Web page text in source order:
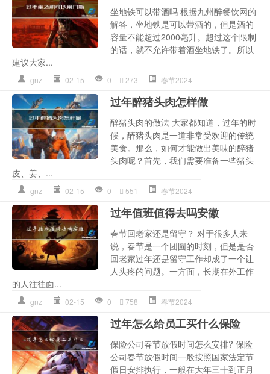
坐地铁可以带酒吗 根据九州醉餐饮网的
解答，坐地铁是可以带酒的，但是酒的
容量不能超过2000毫升。超过这个限制
的话，就不允许带着酒坐地铁了。所以
建议大家...
gnz 02-15 0 273 春节2024
过年醉猪头肉怎样做
醉猪头肉的做法 大家都知道，过年的时
候，醉猪头肉是一道非常受欢迎的传统
美食。那么，如何才能做出美味的醉猪
头肉呢？首先，我们需要准备一些猪头
皮、姜、...
gnz 02-15 0 551 春节2024
过年值班值得去吗安徽
春节回老家还是留守？ 对于很多人来
说，春节是一个团圆的时刻，但是是否
回老家过年还是留守工作却成了一个让
人头疼的问题。一方面，长期在外工作
的人往往面...
gnz 02-15 0 758 春节2024
过年怎么给员工买什么保险
保险公司春节放假时间怎么安排? 保险
公司春节放假时间一般按照国家法定节
假日安排执行，一般在大年三十到正月